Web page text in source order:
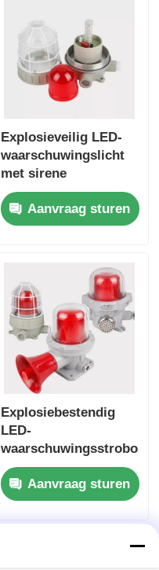
Explosieveilig LED-
waarschuwingslicht
met sirene
Aanvraag sturen
Explosiebestendig
LED-
voor
fabrieksveiligheid
Aanvraag sturen